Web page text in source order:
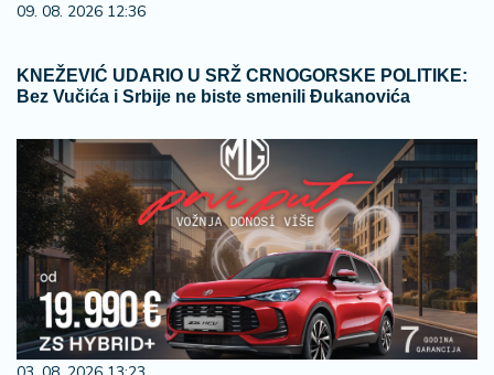
09. 08. 2026 12:36
KNEŽEVIĆ UDARIO U SRŽ CRNOGORSKE POLITIKE:
Bez Vučića i Srbije ne biste smenili Đukanovića